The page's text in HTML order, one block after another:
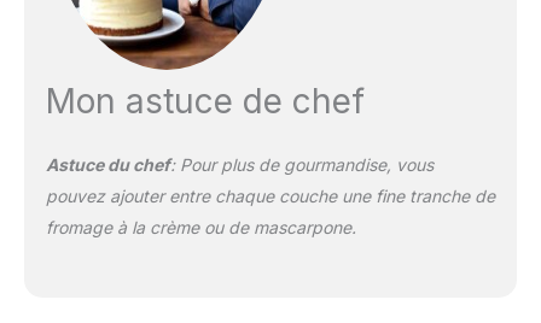
Mon astuce de chef
Astuce du chef: Pour plus de gourmandise, vous
pouvez ajouter entre chaque couche une fine tranche de
fromage à la crème ou de mascarpone.